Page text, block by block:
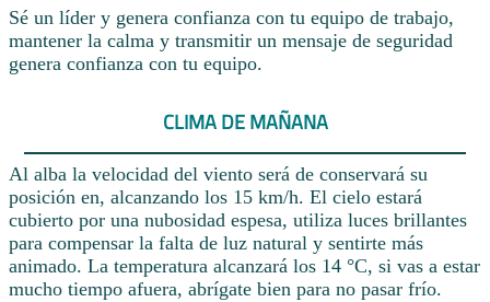
Sé un líder y genera confianza con tu equipo de trabajo,
mantener la calma y transmitir un mensaje de seguridad
genera confianza con tu equipo.
CLIMA DE MAÑANA
Al alba la velocidad del viento será de conservará su
posición en, alcanzando los 15 km/h. El cielo estará
cubierto por una nubosidad espesa, utiliza luces brillantes
para compensar la falta de luz natural y sentirte más
animado. La temperatura alcanzará los 14 °C, si vas a estar
mucho tiempo afuera, abrígate bien para no pasar frío.